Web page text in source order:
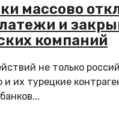
массово
и
компаний
не только
их турецкие